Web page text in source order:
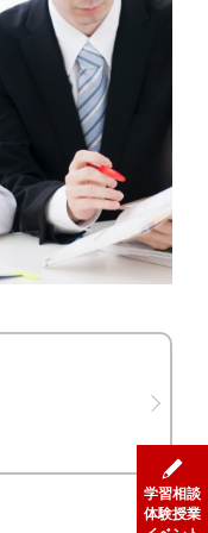
学習相談
体験授業